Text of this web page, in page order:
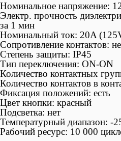
Номинальное напряжение:
Электр. прочность
за 1 мин
Номинальный ток: 20A
Сопротивление контактов:
Степень защиты: IP45
Тип переключения: ON-ON
Количество контактных
Количество контактов в
Фиксация положений: есть
Цвет кнопки: красный
Подсветка: нет
Температурный диапазон: -
Рабочий ресурс: 10 000